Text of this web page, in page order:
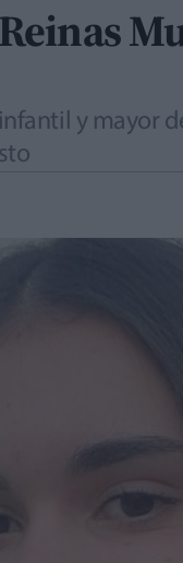
y mayor